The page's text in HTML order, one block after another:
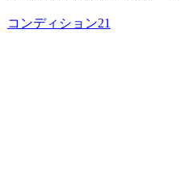
コンディション21